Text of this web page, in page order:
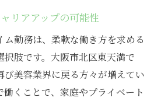
リアアップの可能性
勤務は、柔軟な働き方を求める
肢です。大阪市北区東天満で
び美容業界に戻る方々が増えてい
働くことで、家庭やプライベート